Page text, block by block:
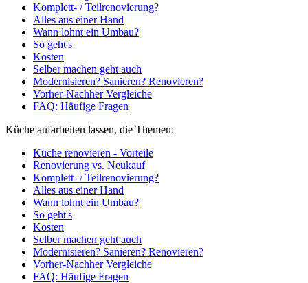
Komplett- / Teilrenovierung?
Alles aus einer Hand
Wann lohnt ein Umbau?
So geht's
Kosten
Selber machen geht auch
Modernisieren? Sanieren? Renovieren?
Vorher-Nachher Vergleiche
FAQ: Häufige Fragen
Küche aufarbeiten lassen, die Themen:
Küche renovieren - Vorteile
Renovierung vs. Neukauf
Komplett- / Teilrenovierung?
Alles aus einer Hand
Wann lohnt ein Umbau?
So geht's
Kosten
Selber machen geht auch
Modernisieren? Sanieren? Renovieren?
Vorher-Nachher Vergleiche
FAQ: Häufige Fragen